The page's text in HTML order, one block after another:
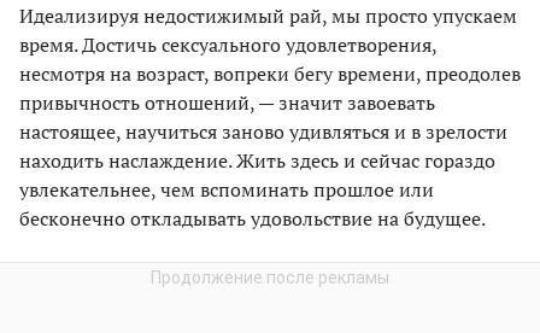
Идеализируя недостижимый рай, мы просто упускаем
время. Достичь сексуального удовлетворения,
несмотря на возраст, вопреки бегу времени, преодолев
привычность отношений, — значит завоевать
настоящее, научиться заново удивляться и в зрелости
находить наслаждение. Жить здесь и сейчас гораздо
увлекательнее, чем вспоминать прошлое или
бесконечно откладывать удовольствие на будущее.